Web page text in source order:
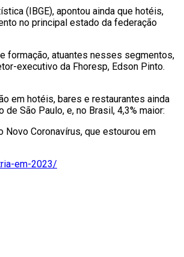
(IBGE), apontou ainda que hotéis,
no principal estado da federação
formação, atuantes nesses segmentos,
executivo da Fhoresp, Edson Pinto.
em hotéis, bares e restaurantes ainda
São Paulo, e, no Brasil, 4,3% maior:
Coronavírus, que estourou em
em-2023/